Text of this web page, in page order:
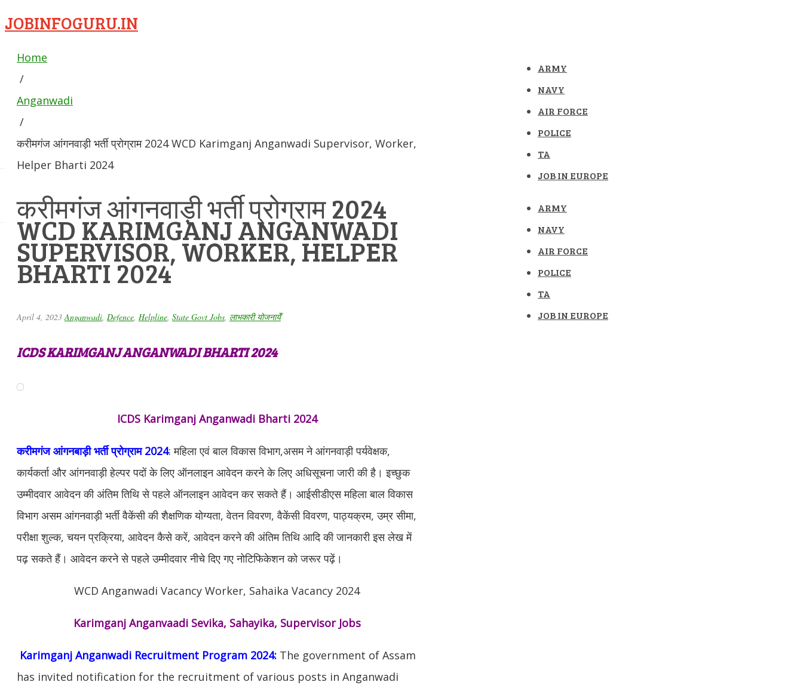
JOBINFOGURU.IN
ARMY
NAVY
AIR FORCE
POLICE
TA
JOB IN EUROPE
ARMY
NAVY
AIR FORCE
POLICE
TA
JOB IN EUROPE
Home
/
Anganwadi
/
करीमगंज आंगनवाड़ी भर्ती प्रोग्राम 2024 WCD Karimganj Anganwadi Supervisor, Worker,
Helper Bharti 2024
करीमगंज आंगनवाड़ी भर्ती प्रोग्राम 2024
WCD KARIMGANJ ANGANWADI
SUPERVISOR, WORKER, HELPER
BHARTI 2024
April 4, 2023 Anganwadi Defence Helpline State Govt Jobs लाभकारी योजनायेँ
ICDS KARIMGANJ ANGANWADI BHARTI 2024
ICDS Karimganj Anganwadi Bharti 2024
करीमगंज आंगनबाड़ी भर्ती प्रोग्राम 2024: महिला एवं बाल विकास विभाग,असम ने आंगनवाड़ी पर्यवेक्षक,
कार्यकर्ता और आंगनवाड़ी हेल्पर पदों के लिए ऑनलाइन आवेदन करने के लिए अधिसूचना जारी की है। इच्छुक
उम्मीदवार आवेदन की अंतिम तिथि से पहले ऑनलाइन आवेदन कर सकते हैं। आईसीडीएस महिला बाल विकास
विभाग असम आंगनवाड़ी भर्ती वैकेंसी की शैक्षणिक योग्यता, वेतन विवरण, वैकेंसी विवरण, पाठ्यक्रम, उम्र सीमा,
परीक्षा शुल्क, चयन प्रक्रिया, आवेदन कैसे करें, आवेदन करने की अंतिम तिथि आदि की जानकारी इस लेख में
पढ़ सकते हैं। आवेदन करने से पहले उम्मीदवार नीचे दिए गए नोटिफिकेशन को जरूर पढ़ें।
WCD Anganwadi Vacancy Worker, Sahaika Vacancy 2024
Karimganj Anganvaadi Sevika, Sahayika, Supervisor Jobs
Karimganj Anganwadi Recruitment Program 2024: The government of Assam
has invited notification for the recruitment of various posts in Anganwadi